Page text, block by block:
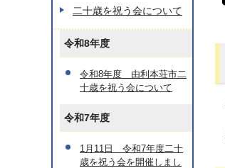
二十歳を祝う会について
令和8年度
令和8年度 由利本荘市二
十歳を祝う会について
令和7年度
1月11日 令和7年度二十
歳を祝う会を開催しまし